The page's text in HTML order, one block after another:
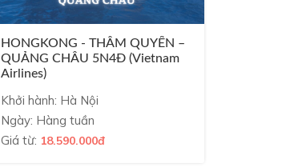
HONGKONG - THÂM QUYẾN –
QUẢNG CHÂU 5N4Đ (Vietnam
Airlines)
Khởi hành: Hà Nội
Ngày: Hàng tuần
Giá từ: 18.590.000đ